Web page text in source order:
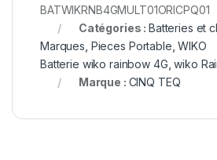
BATWIKRNB4GMULT01ORICPQ01
Catégories :Batteries et
Marques Pieces Portable ,WIKO
Batterie wiko rainbow 4G ,wiko
Marque : CINQ TEQ